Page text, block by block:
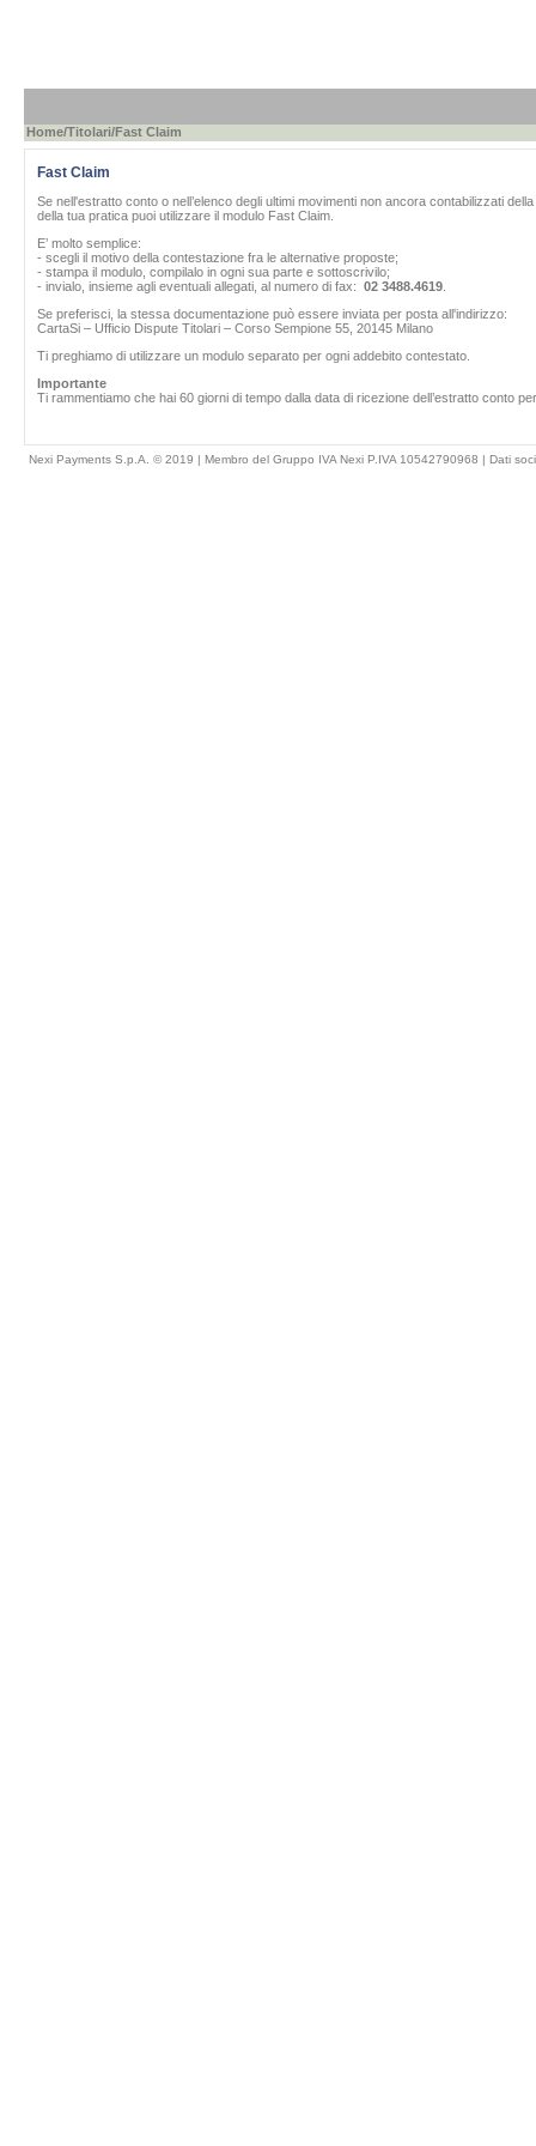
Home/Titolari/Fast Claim
Fast Claim
Se nell'estratto conto o nell’elenco degli ultimi movimenti non ancora contabilizzati
della tua pratica puoi utilizzare il modulo Fast Claim.
E’ molto semplice:
- scegli il motivo della contestazione fra le alternative proposte;
- stampa il modulo, compilalo in ogni sua parte e sottoscrivilo;
- invialo, insieme agli eventuali allegati, al numero di fax: 02 3488.4619.
Se preferisci, la stessa documentazione può essere inviata per posta all'indirizzo:
CartaSi – Ufficio Dispute Titolari – Corso Sempione 55, 20145 Milano
Ti preghiamo di utilizzare un modulo separato per ogni addebito contestato.
Importante
Ti rammentiamo che hai 60 giorni di tempo dalla data di ricezione dell’estratto conto
Nexi Payments S.p.A. © 2019 | Membro del Gruppo IVA Nexi P.IVA 10542790968 | Dati